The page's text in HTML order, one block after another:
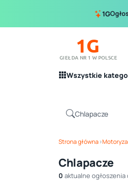
1G
1G
GIEŁDA NR 1 W POLSCE
Wszystkie
Strona główna›
Chlapacze
0 aktualne